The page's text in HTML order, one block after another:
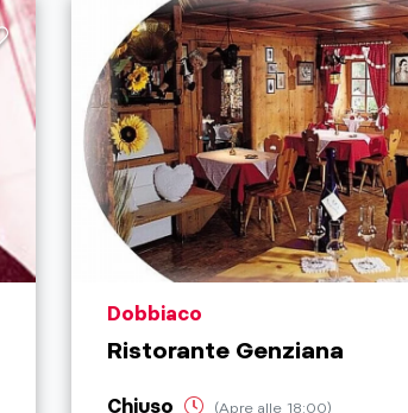
aria.poi_location_prefix
Dobbiaco
Ristorante Genziana
Chiuso (Apre alle 18:00)